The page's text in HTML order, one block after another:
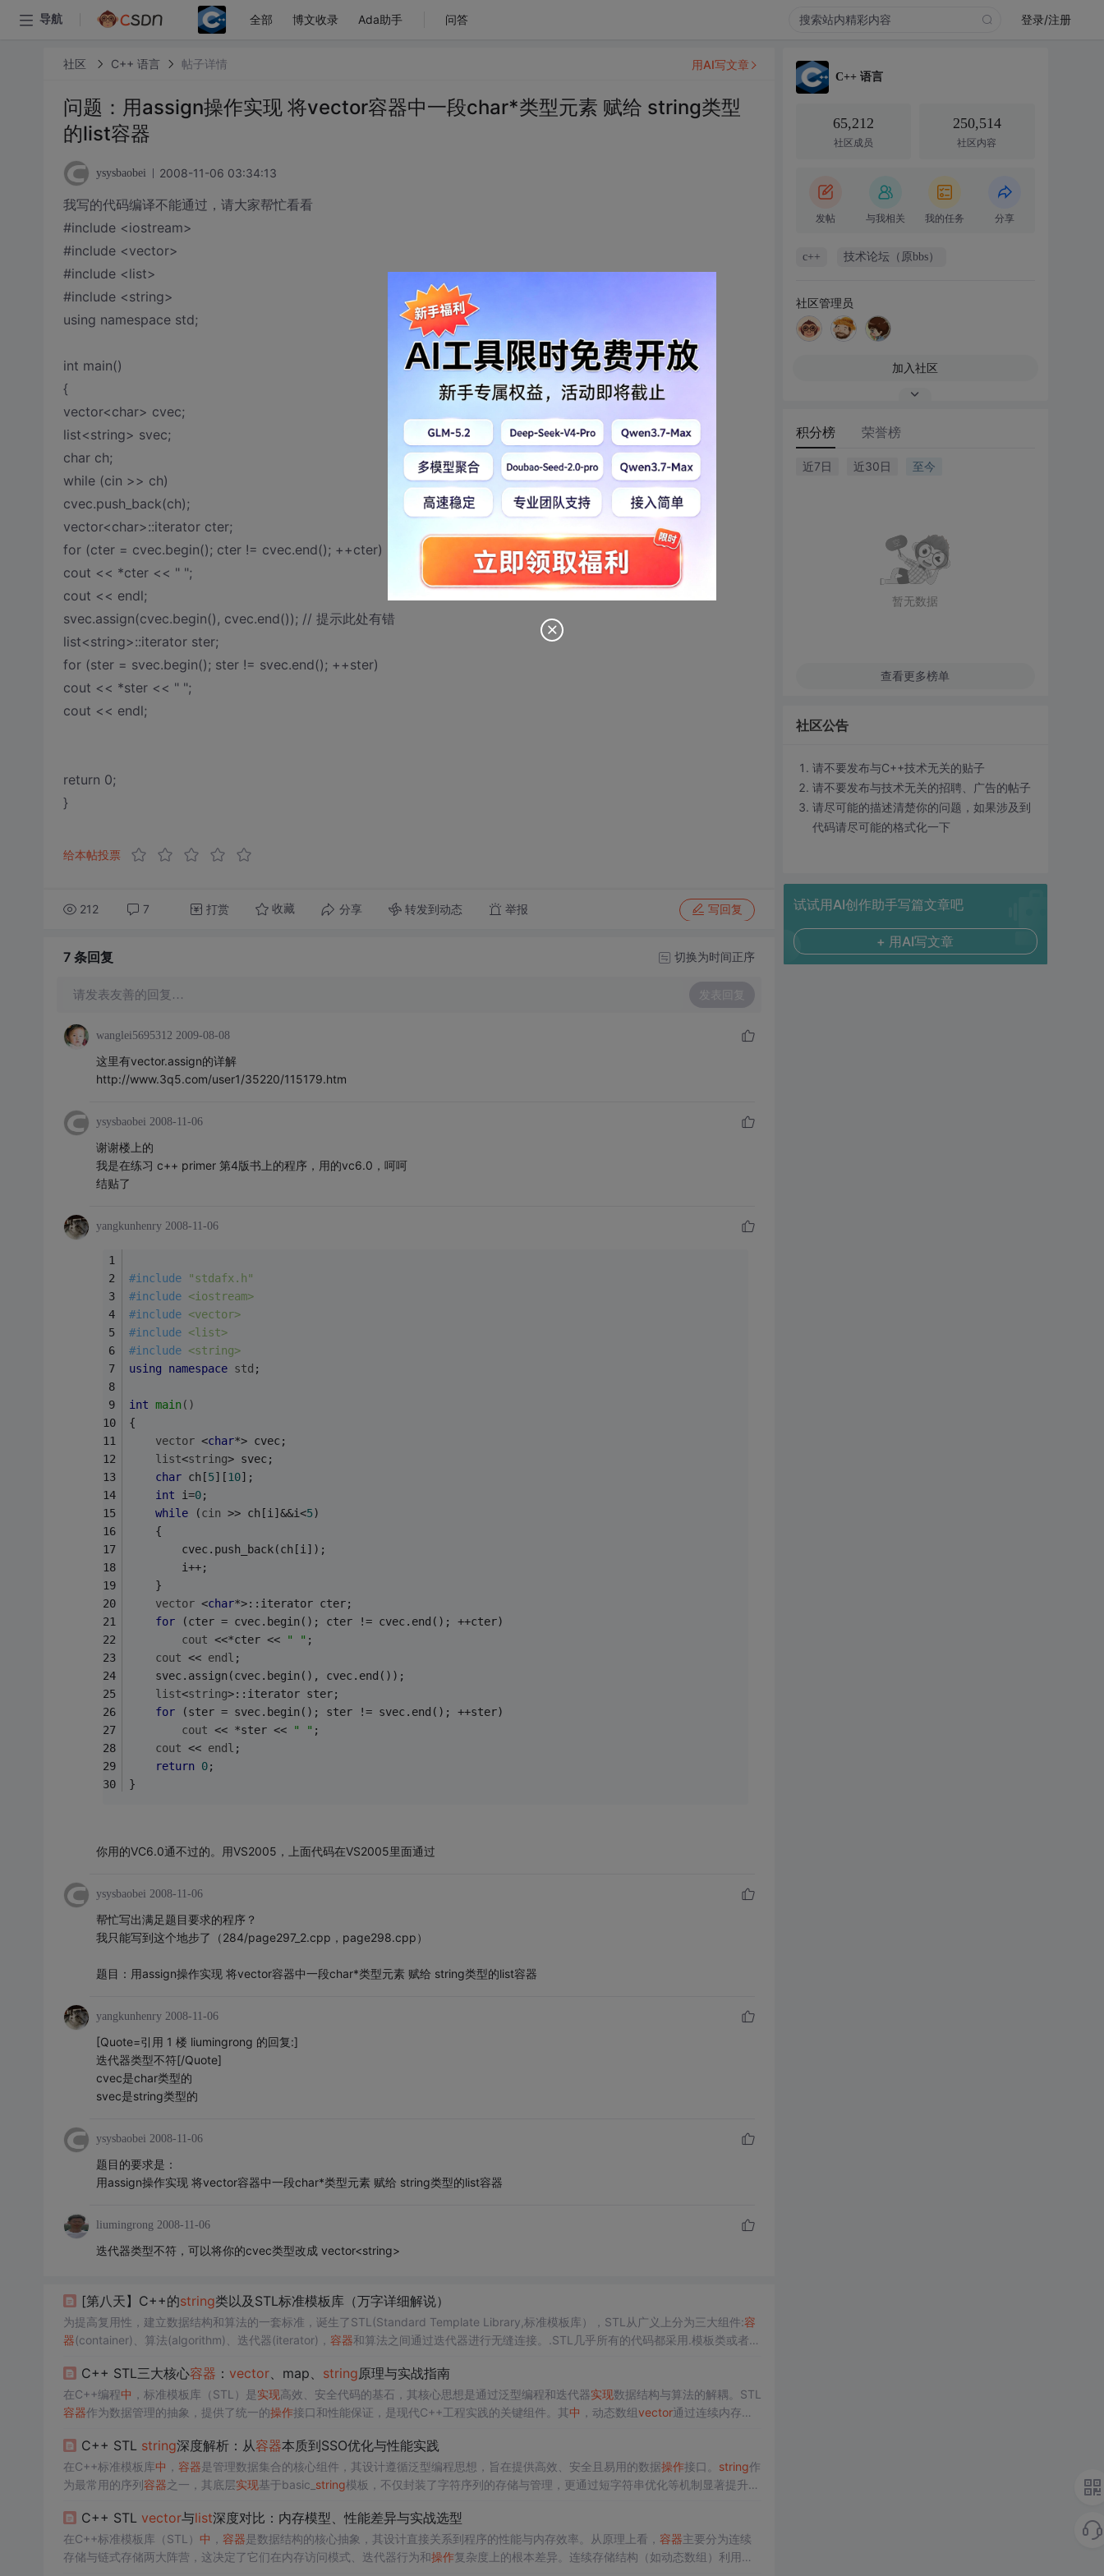
导航 全部 博文收录 Ada助手 问答 登录/注册
社区 C++ 语言 帖子详情
问题：用assign操作实现 将vector容器中一段char*类型元素 赋给 string类型
的list容器
ysysbaobei 2008-11-06 03:34:13
我写的代码编译不能通过，请大家帮忙看看
#include <iostream>
#include <vector>
#include <list>
#include <string>
using namespace std;
int main()
{
vector<char> cvec;
list<string> svec;
char ch;
while (cin >> ch)
cvec.push_back(ch);
vector<char>::iterator cter;
for (cter = cvec.begin(); cter != cvec.end(); ++cter)
cout << *cter << " ";
cout << endl;
svec.assign(cvec.begin(), cvec.end()); // 提示此处有错
list<string>::iterator ster;
for (ster = svec.begin(); ster != svec.end(); ++ster)
cout << *ster << " ";
cout << endl;
return 0;
}
给本帖投票
212 7 打赏 收藏 分享 转发到动态 举报 写回复
用AI写文章
7 条回复 切换为时间正序
请发表友善的回复… 发表回复
wanglei5695312 2009-08-08
这里有vector.assign的详解
http://www.3q5.com/user1/35220/115179.htm
ysysbaobei 2008-11-06
谢谢楼上的
我是在练习 c++ primer 第4版书上的程序，用的vc6.0，呵呵
结贴了
yangkunhenry 2008-11-06
#include
"stdafx.h"
#include <iostream>
#include <vector>
#include <list>
#include <string>
using
namespace std ;
int main()
{
vector <char*> cvec;
list<string> svec;
char ch[5][10];
int i=0;
while (cin >> ch[i]&&i<5)
	{
		cvec.push_back(ch[i]);
		i++;
	}
vector <char*>::iterator cter;
for (cter = cvec.begin(); cter != cvec.end(); ++cter)
cout <<*cter << " " ;
cout << endl ;
	svec.assign(cvec.begin(), cvec.end());
list<string>::iterator ster;
for (ster = svec.begin(); ster != svec.end(); ++ster)
cout << *ster << " " ;
cout << endl ;
return 0;
}
你用的VC6.0通不过的。用VS2005，上面代码在VS2005里面通过
ysysbaobei 2008-11-06
帮忙写出满足题目要求的程序？
我只能写到这个地步了（284/page297_2.cpp，page298.cpp）
题目：用assign操作实现 将vector容器中一段char*类型元素 赋给 string类型的list容器
yangkunhenry 2008-11-06
[Quote=引用 1 楼 liumingrong 的回复:]
迭代器类型不符[/Quote]
cvec是char类型的
svec是string类型的
ysysbaobei 2008-11-06
题目的要求是：
用assign操作实现 将vector容器中一段char*类型元素 赋给 string类型的list容器
liumingrong 2008-11-06
迭代器类型不符，可以将你的cvec类型改成 vector<string>
[第八天】C++的string类以及STL标准模板库（万字详细解说）
为提高复用性，建立数据结构和算法的一套标准，诞生了STL(Standard Template Library,标准模板库），STL从广义上分为三大组件:容
器(container)、算法(algorithm)、迭代器(iterator)， 容器和算法之间通过迭代器进行无缝连接。.STL几乎所有的代码都采用.模板类或者模
C++ STL三大核心容器 ： vector、map、 string原理与实战指南
在C++编程中 ，标准模板库（STL）是实现高效、安全代码的基石，其核心思想是通过泛型编程和迭代器实现数据结构与算法的解耦。STL
容器作为数据管理的抽象，提供了统一的操作接口和性能保证，是现代C++工程实践的关键组件。其中 ，动态数组vector通过连续内存和
序；字符串类string则是对字符序列的高级封装，支持丰富的文本操作并常采用小字符串优化提升性能。掌握这三个核心
C++ STL string深度解析：从容器本质到SSO优化与性能实践
在C++标准模板库中 ， 容器是管理数据集合的核心组件，其设计遵循泛型编程思想，旨在提供高效、安全且易用的数据操作接口。 string作
为最常用的序列容器之一，其底层实现基于basic_ string模板，不仅封装了字符序列的存储与管理，更通过短字符串优化等机制显著提升了
，结合reserve预分配策略，能有效避免内存重分配带来的性能损耗。这些特性使得
C++ STL vector与list深度对比：内存模型、性能差异与实战选型
在C++标准模板库（STL） 中 ， 容器是数据结构的核心抽象，其设计直接关系到程序的性能与内存效率。从原理上看， 容器主要分为连续
存储与链式存储两大阵营，这决定了它们在内存访问模式、迭代器行为和操作复杂度上的根本差异。连续存储结构（如动态数组）利用内
C++ 语言
65,212
社区成员
250,514
社区内容
发帖 与我相关 我的任务 分享
c++ 技术论坛（原bbs）
社区管理员
加入社区
积分榜 荣誉榜
近7日 近30日 至今
暂无数据
查看更多榜单
社区公告
请不要发布与C++技术无关的贴子
请不要发布与技术无关的招聘、广告的帖子
请尽可能的描述清楚你的问题，如果涉及到
代码请尽可能的格式化一下
试试用AI创作助手写篇文章吧
+ 用AI写文章